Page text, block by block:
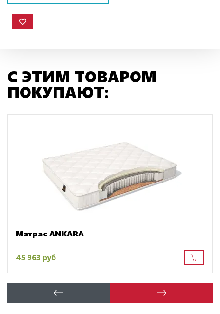
С ЭТИМ ТОВАРОМ
ПОКУПАЮТ:
Матрас ANKARA
45 963 руб